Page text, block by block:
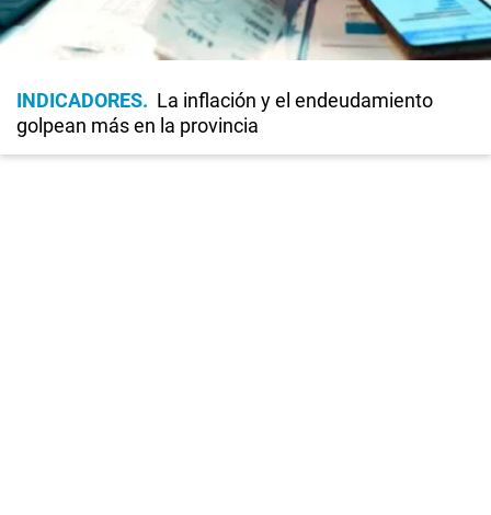
INDICADORES
La inflación y el endeudamiento
golpean más en la provincia